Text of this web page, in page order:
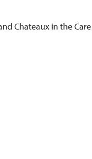
Chateaux in the